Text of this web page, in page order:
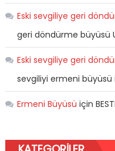
Eski sevgiliye geri
geri döndürme büyüsü
Eski sevgiliye geri
sevgiliyi ermeni
Ermeni Büyüsü için